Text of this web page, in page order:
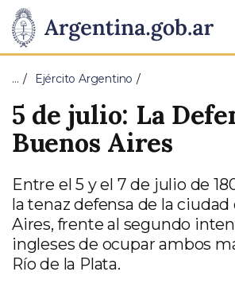
Presidencia
de
la
Nación
Pasar al contenido principal
… Ejército Argentino
5 de julio: La
Buenos Aires
Entre el 5 y el 7 de julio de
la tenaz defensa de la
Aires, frente al segundo
ingleses de ocupar ambos
Río de la Plata.